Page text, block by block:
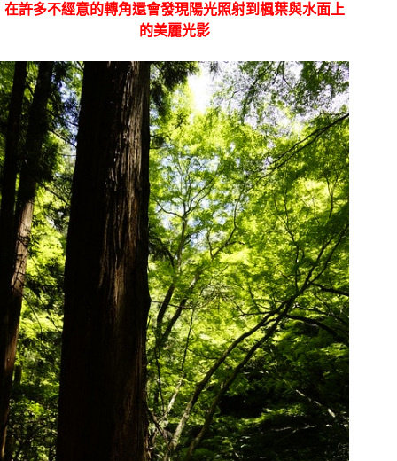
在許多不經意的轉角還會發現陽光照射到楓葉與水面上
的美麗光影